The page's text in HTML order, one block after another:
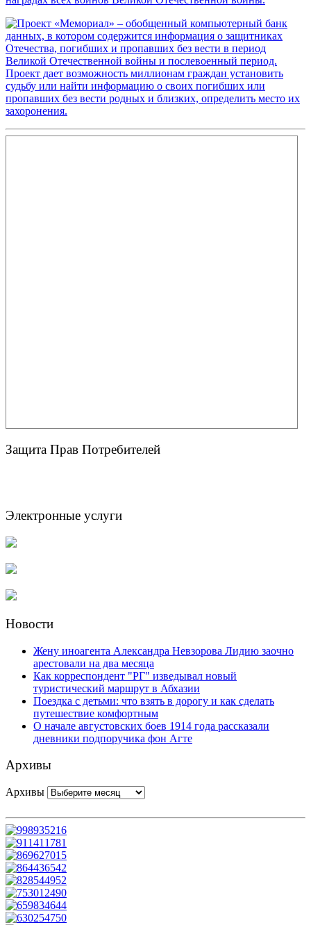
Защита Прав Потребителей
Электронные услуги
Новости
Жену иноагента Александра Невзорова Лидию заочно
арестовали на два месяца
Как корреспондент "РГ" изведывал новый
туристический маршрут в Абхазии
Поездка с детьми: что взять в дорогу и как сделать
путешествие комфортным
О начале августовских боев 1914 года рассказали
дневники подпоручика фон Агте
Архивы
Архивы